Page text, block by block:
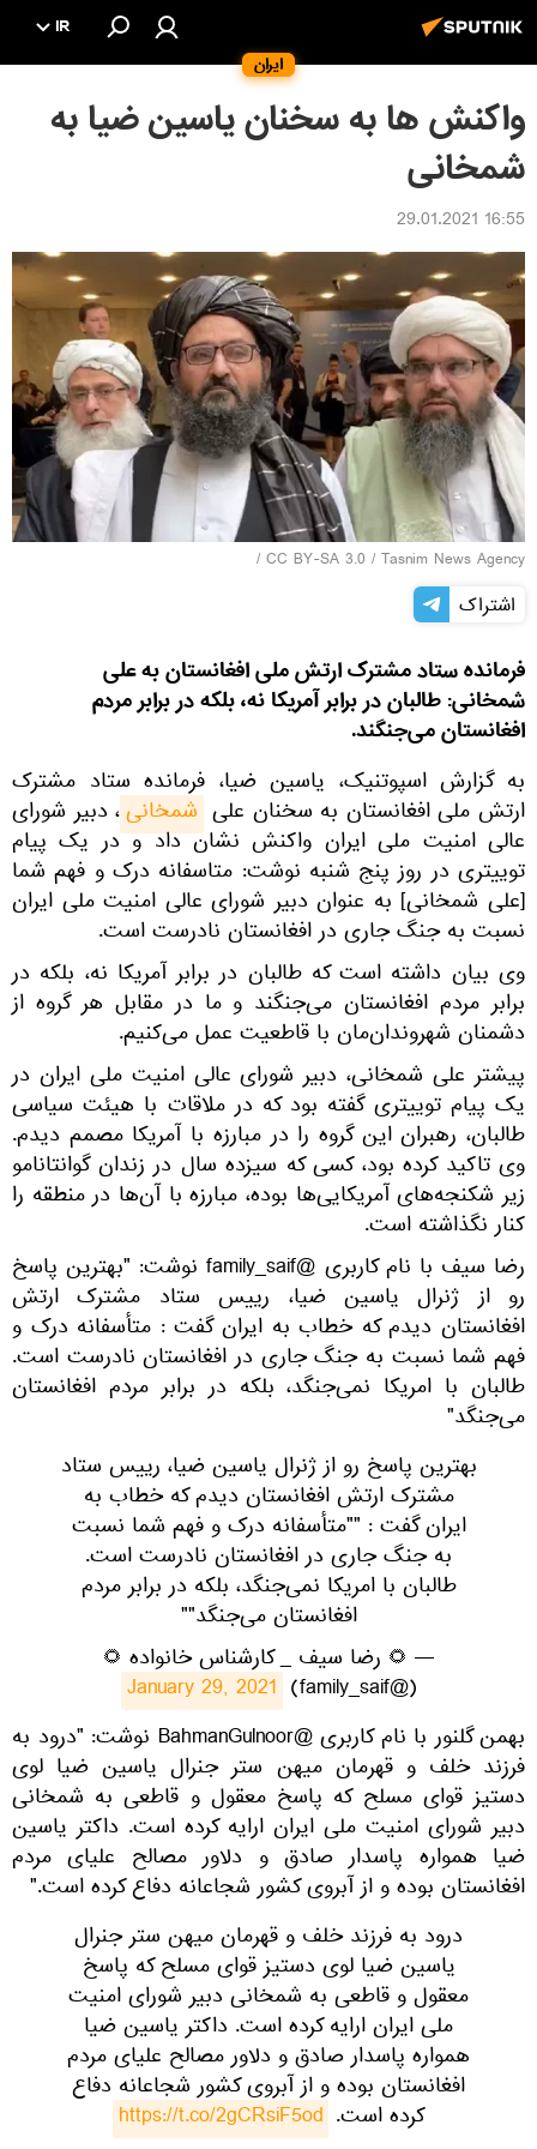
ایران
IR
واکنش ها به سخنان یاسین ضیا به
شمخانی
16:55 29.01.2021
CC BY-SA 3.0 / Tasnim News Agency
/
اشتراک
فرمانده ستاد مشترک ارتش ملی افغانستان به علی
شمخانی: طالبان در برابر آمریکا نه، بلکه در برابر مردم
افغانستان می‌جنگند.
به گزارش اسپوتنیک، یاسین ضیا، فرمانده ستاد مشترک
ارتش ملی افغانستان به سخنان علی شمخانی، دبیر شورای
عالی امنیت ملی ایران واکنش نشان داد و در یک پیام
توییتری در روز پنج شنبه نوشت: ‏متاسفانه درک و فهم شما
‎[علی شمخانی] به عنوان دبیر شورای عالی امنیت ملی ایران
نسبت به جنگ جاری در افغانستان نادرست است.
وی بیان داشته است که طالبان در برابر آمریکا نه، بلکه در
برابر مردم افغانستان می‌جنگند و ما در مقابل هر گروه از
دشمنان شهروندان‌مان با قاطعیت عمل می‌کنیم.
پیشتر علی شمخانی، دبیر شورای عالی امنیت ملی ایران در
یک پیام توییتری گفته بود که ‏در ملاقات با هیئت سیاسی
‎طالبان، رهبران این گروه را در مبارزه با ‎آمریکا مصمم دیدم.
وی تاکید کرده بود، کسی که سیزده سال در ‎زندان گوانتانامو
زیر شکنجه‌های آمریکایی‌ها بوده، مبارزه با آن‌ها در منطقه را
کنار نگذاشته است.
رضا سیف با نام کاربری @family_saif نوشت: "بهترین پاسخ
رو از ژنرال یاسین ضیا، رییس ستاد مشترک ارتش
افغانستان دیدم که خطاب به ایران گفت : متأسفانه درک و
فهم شما نسبت به جنگ جاری در افغانستان نادرست است.
طالبان با امریکا نمی‌جنگد، بلکه در برابر مردم افغانستان
می‌جنگد"
بهترین پاسخ رو از ژنرال یاسین ضیا، رییس ستاد
مشترک ارتش افغانستان دیدم که خطاب به
ایران گفت : ""متأسفانه درک و فهم شما نسبت
به جنگ جاری در افغانستان نادرست است.
طالبان با امریکا نمی‌جنگد، بلکه در برابر مردم
افغانستان می‌جنگد""
— 🌻 رضا سیف _ کارشناس خانواده 🌻
(@family_saif)
January 29, 2021
بهمن گلنور با نام کاربری @BahmanGulnoor نوشت: "درود به
فرزند خلف و قهرمان میهن ستر جنرال یاسین ضیا لوی
دستیز قوای مسلح که پاسخ معقول و قاطعی به شمخانی
دبیر شورای امنیت ملی ایران ارایه کرده است. داکتر یاسین
ضیا همواره پاسدار صادق و دلاور مصالح علیای مردم
افغانستان بوده و از آبروی کشور شجاعانه دفاع کرده است."
درود به فرزند خلف و قهرمان میهن ستر جنرال
یاسین ضیا لوی دستیز قوای مسلح که پاسخ
معقول و قاطعی به شمخانی دبیر شورای امنیت
ملی ایران ارایه کرده است. داکتر یاسین ضیا
همواره پاسدار صادق و دلاور مصالح علیای مردم
افغانستان بوده و از آبروی کشور شجاعانه دفاع
کرده است. https://t.co/2gCRsiF5od